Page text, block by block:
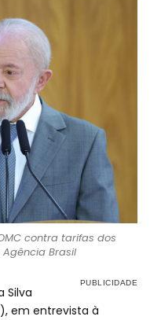
contra tarifas dos
Agência Brasil
Silva
em entrevista à